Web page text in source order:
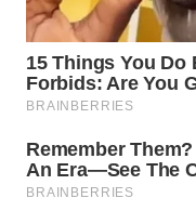
WN
TEBING
TINGGI
WN
PAKPAK